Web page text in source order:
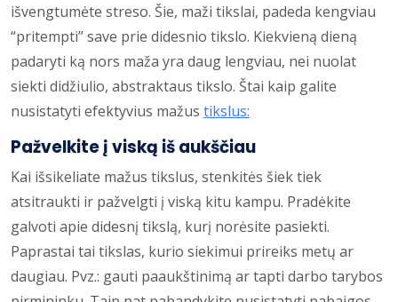
išvengtumėte streso. Šie, maži tikslai, padeda kengviau
“pritempti” save prie didesnio tikslo. Kiekvieną dieną
padaryti ką nors maža yra daug lengviau, nei nuolat
siekti didžiulio, abstraktaus tikslo. Štai kaip galite
nusistatyti efektyvius mažus tikslus:
Pažvelkite į viską iš aukščiau
Kai išsikeliate mažus tikslus, stenkitės šiek tiek
atsitraukti ir pažvelgti į viską kitu kampu. Pradėkite
galvoti apie didesnį tikslą, kurį norėsite pasiekti.
Paprastai tai tikslas, kurio siekimui prireiks metų ar
daugiau. Pvz.: gauti paaukštinimą ar tapti darbo tarybos